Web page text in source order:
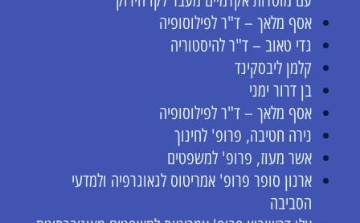
אסף מלאך – ד"ר לפילוסופיה
גדי טאוב – ד"ר להיסטוריה
קלמן ליבסקינד
בן דרור ימני
אסף מלאך – ד"ר לפילוסופיה
נירה חטיבה, פרופ' לחינוך
אשר מעוז, פרופ' למשפטים
ארנון סופר פרופ' אמריטוס לגאוגרפיה ולמדעי
הסביבה